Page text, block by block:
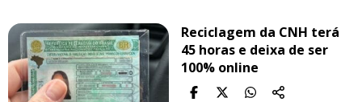
Reciclagem da CNH terá
45 horas e deixa de ser
100% online